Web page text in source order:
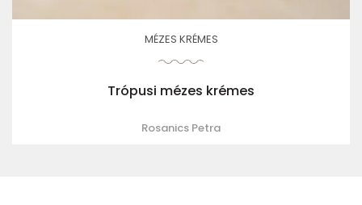
MÉZES KRÉMES
Trópusi mézes krémes
Rosanics Petra